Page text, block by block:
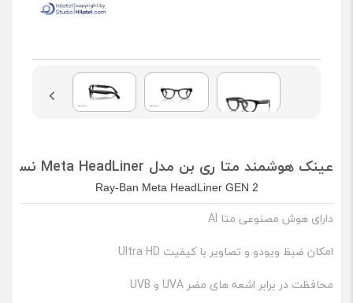
عینک هوشمند متا ری بن مدل Meta HeadLiner نسل دوم
Ray-Ban Meta HeadLiner GEN 2
دارای هوش مصنوعی متا AI
امکان ضبظ ویودو و تصاویر با کیفیت Ultra HD
محافظت در برابر اشعه ‌های مضر UVA و UVB